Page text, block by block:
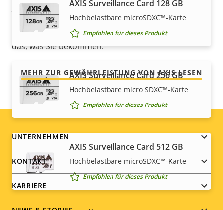
AXIS Surveillance Card 128 GB
Hochbelastbare microSDXC™-Karte
Empfohlen für dieses Produkt
AXIS Surveillance Card 256 GB
Hochbelastbare micro SDXC™-Karte
Empfohlen für dieses Produkt
AXIS Surveillance Card 512 GB
Hochbelastbare microSDXC™-Karte
Empfohlen für dieses Produkt
jahrelangen störungsfreien Betrieb und Kontrolle
über Ihre Kosten. Es gibt keine Überraschungen im
Kleingedruckten – was wir versprechen, ist genau
das, was Sie bekommen.
MEHR ZUR GEWÄHRLEISTUNG VON AXIS LESEN
Footer
menu
UNTERNEHMEN
KONTAKT
KARRIERE